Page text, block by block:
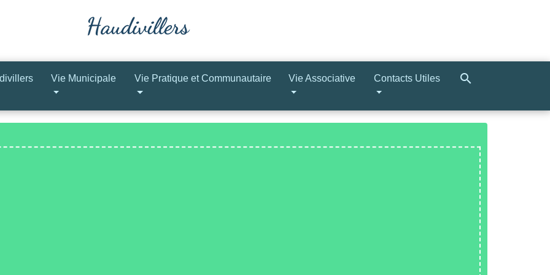
Vie Municipale Vie Pratique et Communautaire Vie Associative Contacts Utiles search